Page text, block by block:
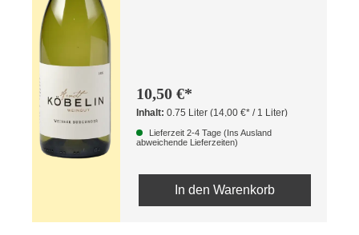
10,50 €*
Inhalt:0.75 Liter(14,00 €* / 1 Liter)
Lieferzeit 2-4 Tage (Ins Ausland
abweichende Lieferzeiten)
In den Warenkorb